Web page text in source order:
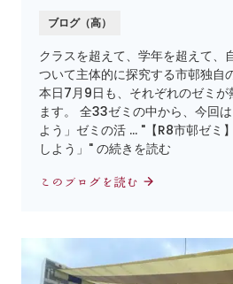
ブログ（高）
クラスを超えて、学年を超えて、
ついて主体的に探究する市邨独自
本日7月9日も、それぞれのゼミ
ます。 全33ゼミの中から、今回
よう」ゼミの活 … "【R8市邨ゼミ
しよう」" の続きを読む
このブログを読む